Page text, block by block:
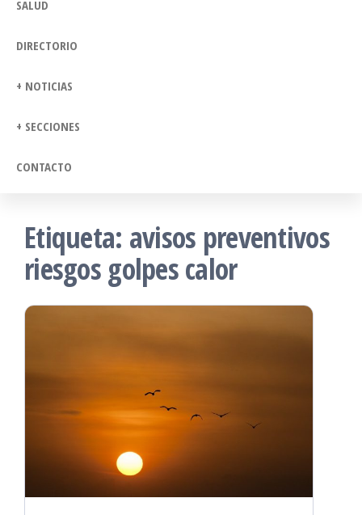
SALUD
DIRECTORIO
+ NOTICIAS
+ SECCIONES
CONTACTO
Etiqueta: avisos preventivos
riesgos golpes calor